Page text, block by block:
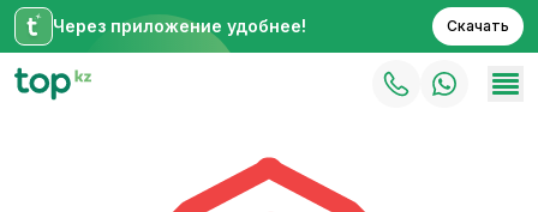
Через приложение удобнее! Скачать